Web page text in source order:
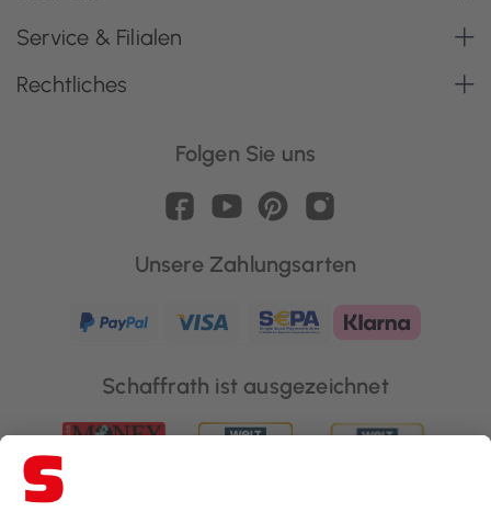
Service & Filialen
Rechtliches
Folgen Sie uns
Unsere Zahlungsarten
Schaffrath ist ausgezeichnet